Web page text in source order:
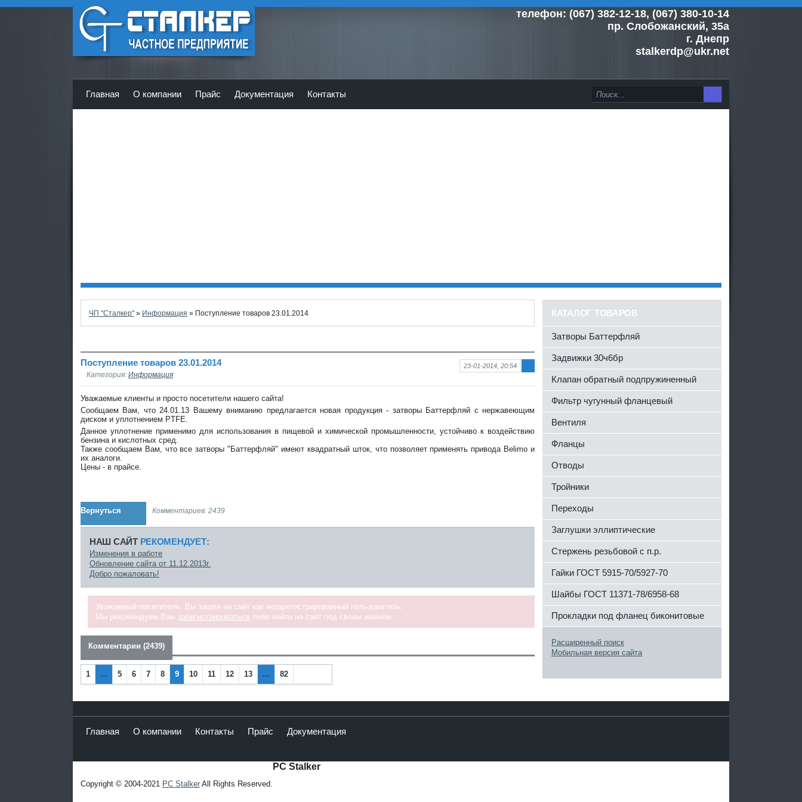
ЧП Сталкер - Главная
телефон: (067) 382-12-18, (067) 380-10-14
пр. Слобожанский, 35а
г. Днепр
stalkerdp@ukr.net
Главная О компании Прайс Документация Контакты
ЧП "Сталкер" » Информация » Поступление товаров 23.01.2014
фо
я к
ост
23-01-2014, 20:54
Поступление товаров 23.01.2014
Категория: Информация
Уважаемые клиенты и просто посетители нашего сайта!
Сообщаем Вам, что 24.01.13 Вашему вниманию предлагается новая продукция - затворы Баттерфляй с нержавеющим
диском и уплотнением PTFE.
Данное уплотнение применимо для использования в пищевой и химической промышленности, устойчиво к воздействию
бензина и кислотных сред.
Также сообщаем Вам, что все затворы "Баттерфляй" имеют квадратный шток, что позволяет применять привода Belimo и
их аналоги.
Цены - в прайсе.
Вернуться Комментариев: 2439
НАШ САЙТРЕКОМЕНДУЕТ:
Изменения в работе
Обновление сайта от 11.12.2013г.
Добро пожаловать!
Уважаемый посетитель, Вы зашли на сайт как незарегистрированный пользователь.
Мы рекомендуем Вам зарегистрироваться либо войти на сайт под своим именем.
Комментарии (2439)
1 ... 5 6 7 8 9 10 11 12 13 ...
82
КАТАЛОГ ТОВАРОВ
Затворы Баттерфляй
Задвижки 30ч6бр
Клапан обратный подпружиненный
Фильтр чугунный фланцевый
Вентиля
Фланцы
Отводы
Тройники
Переходы
Заглушки эллиптические
Стержень резьбовой с п.р.
Гайки ГОСТ 5915-70/5927-70
Шайбы ГОСТ 11371-78/6958-68
Прокладки под фланец биконитовые
Расширенный поиск
Мобильная версия сайта
Главная О компании Контакты Прайс Документация
PC Stalker
Copyright © 2004-2021 PC Stalker All Rights Reserved.